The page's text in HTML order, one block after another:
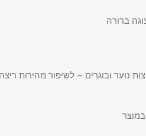
ברורה
ובוגרים – לשיפור מהירות ריצה,